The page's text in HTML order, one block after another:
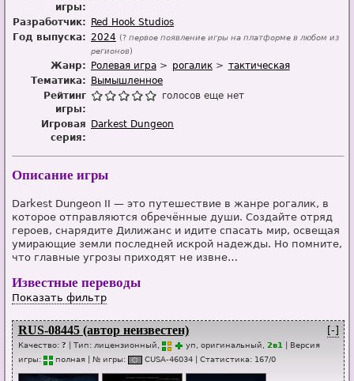
игры:
Разработчик:
Red Hook Studios
Год выпуска: 2024 (? первое появление игры на платформе в любом из
регионов)
Жанр: Ролевая игра рогалик
тактическая
Тематика:
Вымышленное
Рейтинг
игры:
голосов еще нет
Игровая
серия:
Darkest Dungeon
Описание игры
Darkest Dungeon II — это путешествие в жанре рогалик, в
которое отправляются обречённые души. Создайте отряд
героев, снарядите Дилижанс и идите спасать мир, освещая
умирающие земли последней искрой надежды. Но помните,
что главные угрозы приходят не извне…
Известные переводы
Показать фильтр
[-]
RUS-08445 (автор неизвестен)
Качество: ? | Тип: лицензионный, уп , оригинальный, 2в1
| Версия
игры:
полная | № игры: CUSA-46034 Статистика: 167/0